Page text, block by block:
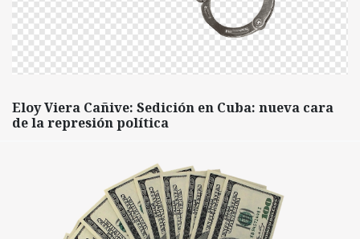
Eloy Viera Cañive: Sedición en Cuba: nueva cara
de la represión política